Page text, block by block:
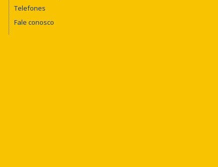
Telefones
Fale conosco